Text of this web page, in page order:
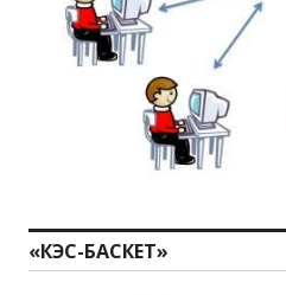
«КЭС-БАСКЕТ»